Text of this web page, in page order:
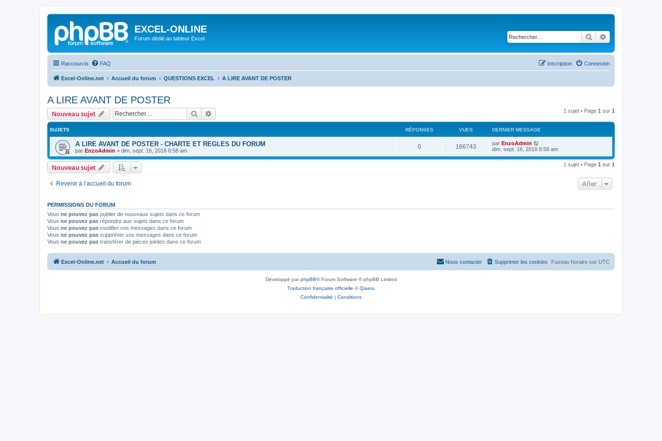
EXCEL-ONLINE
Forum dédié au tableur Excel Rechercher
Raccourcis FAQ Connexion
Inscription
Excel-Online.net Accueil du forum QUESTIONS EXCEL A LIRE AVANT DE POSTER
A LIRE AVANT DE POSTER
Nouveau sujet Rechercher 1 sujet • Page 1 sur 1
SUJETS RÉPONSES VUES DERNIER MESSAGE
A LIRE AVANT DE POSTER - CHARTE ET REGLES DU FORUM
par EnzoAdmin » dim. sept. 16, 2018 8:58 am
0R
é
s
166743
u
D
e
n
a
par EnzoAdmin
dim. sept. 16, 2018 8:58 am
Nouveau sujet 1 sujet • Page 1 sur 1
Revenir à l’accueil du forum Aller
PERMISSIONS DU FORUM
Vous ne pouvez pas publier de nouveaux sujets dans ce forum
Vous ne pouvez pas répondre aux sujets dans ce forum
Vous ne pouvez pas modifier vos messages dans ce forum
Vous ne pouvez pas supprimer vos messages dans ce forum
Vous ne pouvez pas transférer de pièces jointes dans ce forum
Excel-Online.net Accueil du forum Fuseau horaire sur UTC
Supprimer les cookies
Nous contacter
Développé parphpBB® Forum Software © phpBB Limited
Traduction française officielle ©Qiaeru
Confidentialité | Conditions